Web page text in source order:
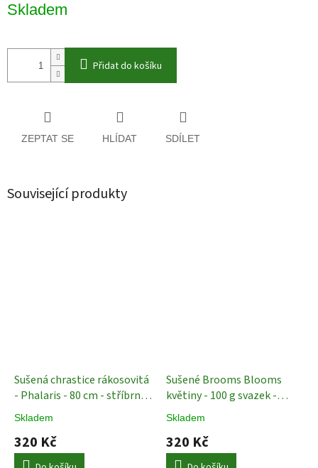
cena:
Skladem
Přidat do košíku
ZEPTAT SE HLÍDAT SDÍLET
Související produkty
Sušená chrastice rákosovitá
- Phalaris - 80 cm - stříbrná
Sušené rostliny
Skladem
320 Kč
Sušené Brooms Blooms
květiny - 100 g svazek -
Pudrová - 50 cm
Rostliny
Skladem
320 Kč